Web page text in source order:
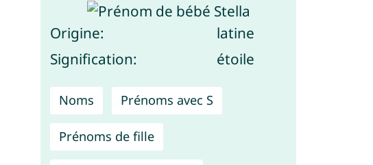
Origine:
latine
Signification:
étoile
Noms Prénoms avec S
Prénoms de fille